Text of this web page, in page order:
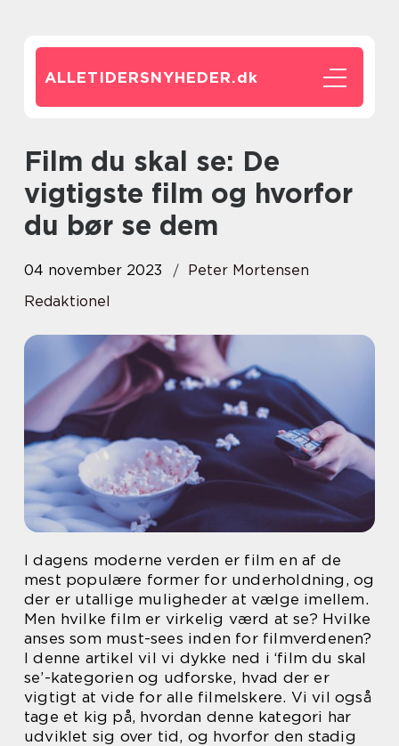
ALLETIDERSNYHEDER.dk
Film du skal se: De
vigtigste film og hvorfor
du bør se dem
04 november 2023
Peter Mortensen
Redaktionel
I dagens moderne verden er film en af de
mest populære former for underholdning, og
der er utallige muligheder at vælge imellem.
Men hvilke film er virkelig værd at se? Hvilke
anses som must-sees inden for filmverdenen?
I denne artikel vil vi dykke ned i ‘film du skal
se’-kategorien og udforske, hvad der er
vigtigt at vide for alle filmelskere. Vi vil også
tage et kig på, hvordan denne kategori har
udviklet sig over tid, og hvorfor den stadig